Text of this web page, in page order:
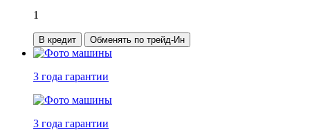
1
В кредит Обменять по трейд-Ин
3 года гарантии
3 года гарантии